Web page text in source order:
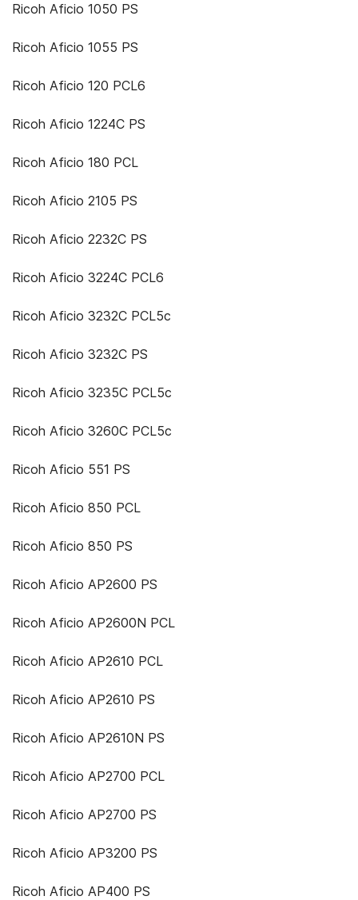
Ricoh Aficio 1050 PS
Ricoh Aficio 1055 PS
Ricoh Aficio 120 PCL6
Ricoh Aficio 1224C PS
Ricoh Aficio 180 PCL
Ricoh Aficio 2105 PS
Ricoh Aficio 2232C PS
Ricoh Aficio 3224C PCL6
Ricoh Aficio 3232C PCL5c
Ricoh Aficio 3232C PS
Ricoh Aficio 3235C PCL5c
Ricoh Aficio 3260C PCL5c
Ricoh Aficio 551 PS
Ricoh Aficio 850 PCL
Ricoh Aficio 850 PS
Ricoh Aficio AP2600 PS
Ricoh Aficio AP2600N PCL
Ricoh Aficio AP2610 PCL
Ricoh Aficio AP2610 PS
Ricoh Aficio AP2610N PS
Ricoh Aficio AP2700 PCL
Ricoh Aficio AP2700 PS
Ricoh Aficio AP3200 PS
Ricoh Aficio AP400 PS